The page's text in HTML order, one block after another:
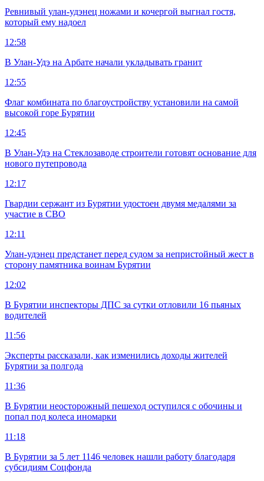
Ревнивый улан-удэнец ножами и кочергой выгнал гостя,
который ему надоел
12:58
В Улан-Удэ на Арбате начали укладывать гранит
12:55
Флаг комбината по благоустройству установили на самой
высокой горе Бурятии
12:45
В Улан-Удэ на Стеклозаводе строители готовят основание для
нового путепровода
12:17
Гвардии сержант из Бурятии удостоен двумя медалями за
участие в СВО
12:11
Улан-удэнец предстанет перед судом за непристойный жест в
сторону памятника воинам Бурятии
12:02
В Бурятии инспекторы ДПС за сутки отловили 16 пьяных
водителей
11:56
Эксперты рассказали, как изменились доходы жителей
Бурятии за полгода
11:36
В Бурятии неосторожный пешеход оступился с обочины и
попал под колеса иномарки
11:18
В Бурятии за 5 лет 1146 человек нашли работу благодаря
субсидиям Соцфонда